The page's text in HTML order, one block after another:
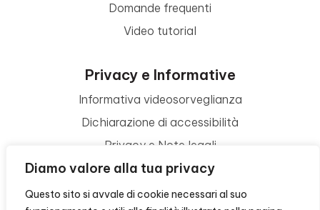
Diamo valore alla tua privacy
Questo sito si avvale di cookie necessari al suo
Domande frequenti
Video tutorial
Privacy e Informative
Informativa videosorveglianza
Dichiarazione di accessibilità
Privacy e Note legali
Termini di utilizzo
Cookie policy